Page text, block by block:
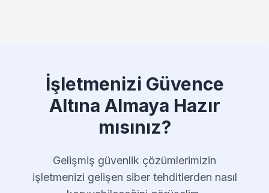
İşletmenizi Güvence
Altına Almaya Hazır
mısınız?
Gelişmiş güvenlik çözümlerimizin
işletmenizi gelişen siber tehditlerden nasıl